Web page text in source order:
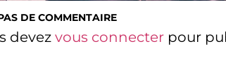
DE COMMENTAIRE
devez vous connecter pour